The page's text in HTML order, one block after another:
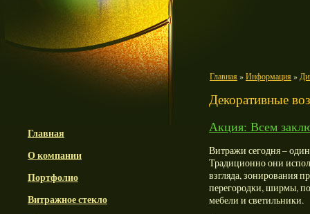
Главная»Информация»
Декоративные
Главная
О компании
Портфолио
Витражное стекло
Акция: Всем
Витражи сегодня –
Традиционно они
взгляда, зонирования
перегородки, ширмы,
мебели и светильники.